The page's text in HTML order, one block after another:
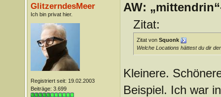
GlitzerndesMeer
Ich bin privat hier.
Registriert seit: 19.02.2003
Beiträge: 3.699
AW:
Zitat:
Zitat von Squonk
Welche Locations hättest du dir
Kleinere.
Beispiel. Ich war